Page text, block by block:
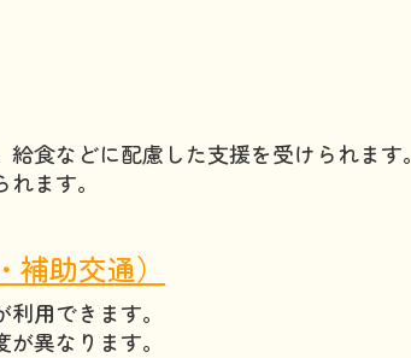
食などに配慮した支援を受けられます。
ます。
助交通）
用できます。
異なります。